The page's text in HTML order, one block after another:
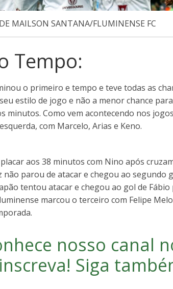
MAILSON SANTANA/FLUMINENSE FC
Tempo:
o primeiro e tempo e teve todas as
estilo de jogo e não a menor chance
minutos. Como vem acontecendo nos
com Marcelo, Arias e Keno.
aos 38 minutos com Nino após
não parou de atacar e chegou ao segundo
tentou atacar e chegou ao gol de
marcou o terceiro com Felipe
nosso canal
! Siga